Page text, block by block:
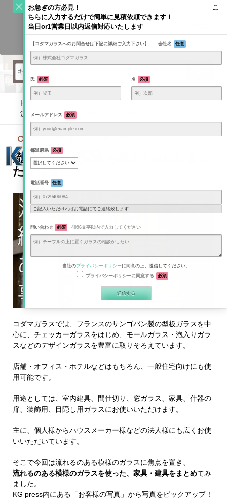
KODAMAGLASS公式ブログ | ガラス情報発信メディア
Home / ガラスコラム
/
流れのあるガラスを総まとめにしました【12選】
記事一覧
2018年7月5日 ガラスコラム
流れのあるガラスを総まとめにしまし
た【12選】
コダマガラスでは、フランスのサンゴバン製の型板ガラスを中
心に、チェッカーガラスをはじめ、モールガラス・泡入りガラ
スなどのデザインガラスを豊富に取りそろえています。
店舗・オフィス・ホテルなどはもちろん、一般住宅向けにも使
用可能です。
用途としては、室内建具、間仕切り、窓ガラス、家具、什器の
扉、装飾用、目隠し用ガラスにお使いいただけます。
主に、個人様からハウスメーカー様などの法人様にも広くお使
いいただいています。
そこで今回は流れるのある模様のガラスに焦点を置き、
流れるのある模様のガラスを使った、家具・建具をまとめてみ
ました。
KG press内にある「お客様の写真」から写真をピックアップ！
お急ぎの方必見！ こ
ちらに入力するだけで簡単に見積依頼できます！
当日or1営業日以内返信対応いたします
【コダマガラスへのお問合せは下記に詳細ご入力下さい】 会社名 任意
氏 必須 名 必須
メールアドレス 必須
都道府県 必須
電話番号 任意
ご記入いただければお電話にてご連絡致します
問い合わせ 必須 4096文字以内で入力してください
当社のプライバシーポリシーに同意の上、送信してください。
プライバシーポリシーに同意する
必須